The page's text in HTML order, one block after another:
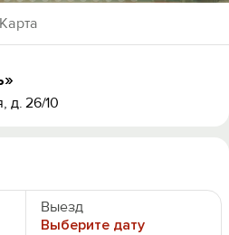
Карта
д. 26/10
Выезд
Выберите дату